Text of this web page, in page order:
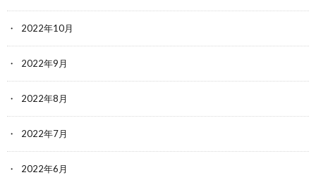
2022年10月
2022年9月
2022年8月
2022年7月
2022年6月